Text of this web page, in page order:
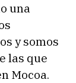
una
y somos
las que
Mocoa.